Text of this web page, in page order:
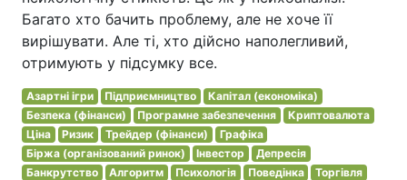
Багато хто бачить проблему, але не хоче її
вирішувати. Але ті, хто дійсно наполегливий,
отримують у підсумку все.
Азартні ігри Підприємництво
Капітал (економіка)
Безпека (фінанси)
Програмне забезпечення
Криптовалюта
Ціна
Ризик Трейдер (фінанси)
Графіка
Біржа (організований ринок)
Інвестор
Депресія
Банкрутство
Алгоритм Психологія Поведінка
Торгівля